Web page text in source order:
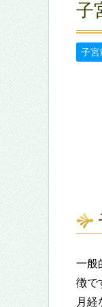
子
子宮
一般
徴で
月経